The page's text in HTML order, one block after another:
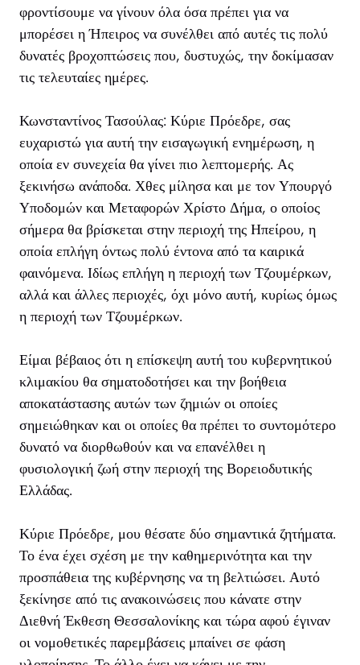
φροντίσουμε να γίνουν όλα όσα πρέπει για να
μπορέσει η Ήπειρος να συνέλθει από αυτές τις πολύ
δυνατές βροχοπτώσεις που, δυστυχώς, την δοκίμασαν
τις τελευταίες ημέρες.
Κωνσταντίνος Τασούλας: Κύριε Πρόεδρε, σας
ευχαριστώ για αυτή την εισαγωγική ενημέρωση, η
οποία εν συνεχεία θα γίνει πιο λεπτομερής. Ας
ξεκινήσω ανάποδα. Χθες μίλησα και με τον Υπουργό
Υποδομών και Μεταφορών Χρίστο Δήμα, ο οποίος
σήμερα θα βρίσκεται στην περιοχή της Ηπείρου, η
οποία επλήγη όντως πολύ έντονα από τα καιρικά
φαινόμενα. Ιδίως επλήγη η περιοχή των Τζουμέρκων,
αλλά και άλλες περιοχές, όχι μόνο αυτή, κυρίως όμως
η περιοχή των Τζουμέρκων.
Είμαι βέβαιος ότι η επίσκεψη αυτή του κυβερνητικού
κλιμακίου θα σηματοδοτήσει και την βοήθεια
αποκατάστασης αυτών των ζημιών οι οποίες
σημειώθηκαν και οι οποίες θα πρέπει το συντομότερο
δυνατό να διορθωθούν και να επανέλθει η
φυσιολογική ζωή στην περιοχή της Βορειοδυτικής
Ελλάδας.
Κύριε Πρόεδρε, μου θέσατε δύο σημαντικά ζητήματα.
Το ένα έχει σχέση με την καθημερινότητα και την
προσπάθεια της κυβέρνησης να τη βελτιώσει. Αυτό
ξεκίνησε από τις ανακοινώσεις που κάνατε στην
Διεθνή Έκθεση Θεσσαλονίκης και τώρα αφού έγιναν
οι νομοθετικές παρεμβάσεις μπαίνει σε φάση